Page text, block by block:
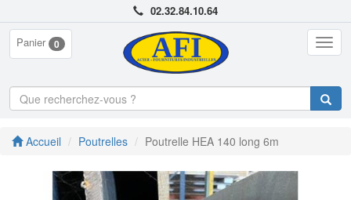
02.32.84.10.64
Panier 0
Accueil Poutrelles Poutrelle HEA 140 long 6m